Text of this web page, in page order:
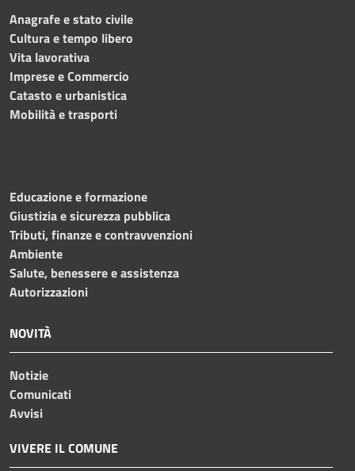
Anagrafe e stato civile
Cultura e tempo libero
Vita lavorativa
Imprese e Commercio
Catasto e urbanistica
Mobilità e trasporti
Educazione e formazione
Giustizia e sicurezza pubblica
Tributi, finanze e contravvenzioni
Ambiente
Salute, benessere e assistenza
Autorizzazioni
NOVITÀ
Notizie
Comunicati
Avvisi
VIVERE IL COMUNE